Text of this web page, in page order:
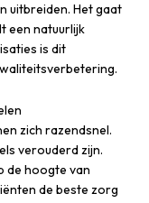
uitbreiden. Het gaat
een natuurlijk
is dit
zich razendsnel.
verouderd zijn.
de hoogte van
de beste zorg